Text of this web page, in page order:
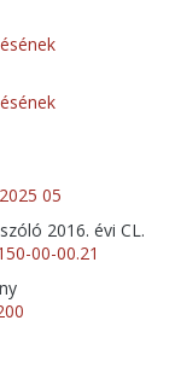
05
2016. évi CL.
00-00.21